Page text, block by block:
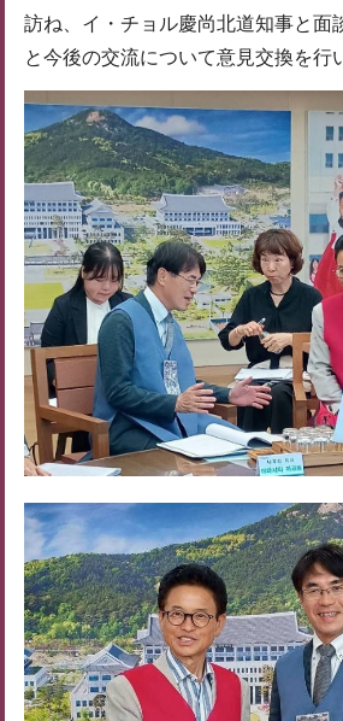
訪ね、イ・チョル慶尚北道知事と面
と今後の交流について意見交換を行